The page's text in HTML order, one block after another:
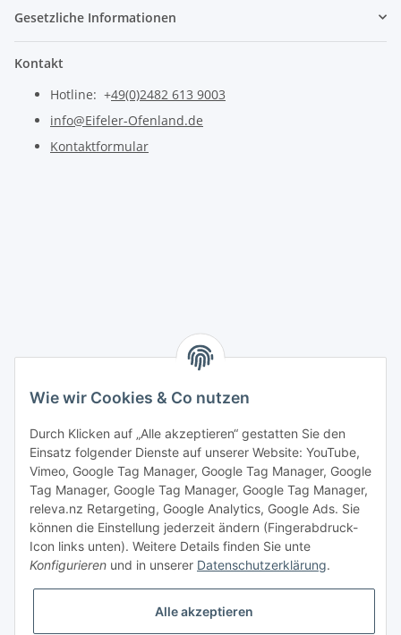
Gesetzliche Informationen
Kontakt
Hotline: +49(0)2482 613 9003
info@Eifeler-Ofenland.de
Kontaktformular
Vertrag widerrufen
Wie wir Cookies & Co nutzen
Durch Klicken auf „Alle akzeptieren“ gestatten Sie den
Einsatz folgender Dienste auf unserer Website: YouTube,
Vimeo, Google Tag Manager, Google Tag Manager, Google
Tag Manager, Google Tag Manager, Google Tag Manager,
releva.nz Retargeting, Google Analytics, Google Ads. Sie
können die Einstellung jederzeit ändern (Fingerabdruck-
Icon links unten). Weitere Details finden Sie unte
Konfigurieren und in unserer Datenschutzerklärung.
Alle akzeptieren